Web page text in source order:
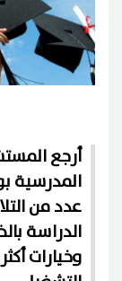
أرجع
المدرسية
عدد من
الدراسة
وخيارات